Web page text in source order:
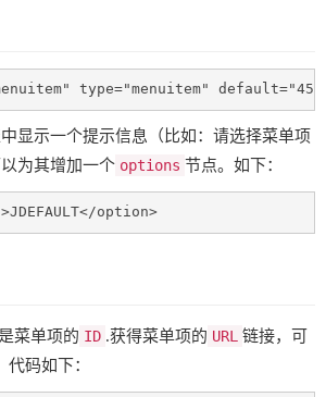
type="menuitem"
显示一个提示信息（比如：请选择菜单项
为其增加一个 options 节点。如下：
option>
菜单项的 ID .获得菜单项的 URL 链接，可
代码如下：